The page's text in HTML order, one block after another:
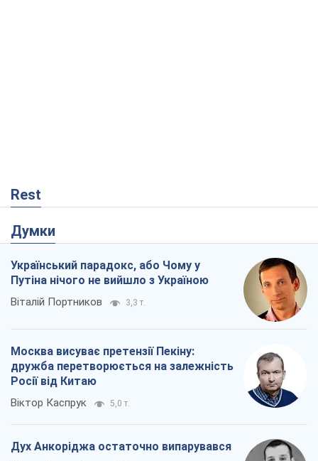
Rest
Думки
Український парадокс, або Чому у
Путіна нічого не вийшло з Україною
Віталій Портников 3,3 т.
Москва висуває претензії Пекіну:
дружба перетворюється на залежність
Росії від Китаю
Віктор Каспрук 5,0 т.
Дух Анкоріджа остаточно випарувався